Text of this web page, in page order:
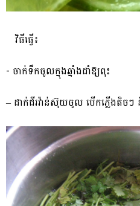
​ វិធី​ធ្វើ​៖
​- ចាក់ទឹក​ចូលក្នុង​ឆ្នាំង​ដាំ​ឱ្យ​ពុះ
– ​ដាក់​ជីរវ៉ាន់ស៊ុយ​ចូល បើកភ្លើង​តិ